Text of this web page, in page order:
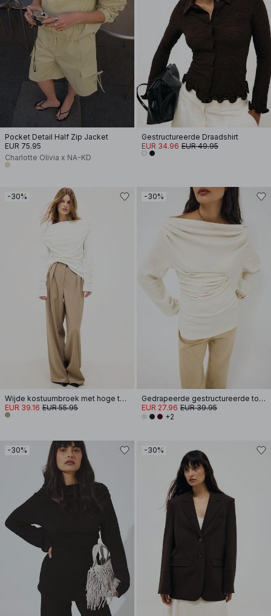
Pocket Detail Half Zip Jacket
EUR 75.95
Charlotte Olivia x NA-KD
Gestructureerde Draadshirt
EUR 34.96 EUR 49.95
-30%
Wijde kostuumbroek met hoge taille
EUR 39.16 EUR 55.95
-30%
Gedrapeerde gestructureerde top met lange mouwen
EUR 27.96 EUR 39.95
+2
-30% -30%